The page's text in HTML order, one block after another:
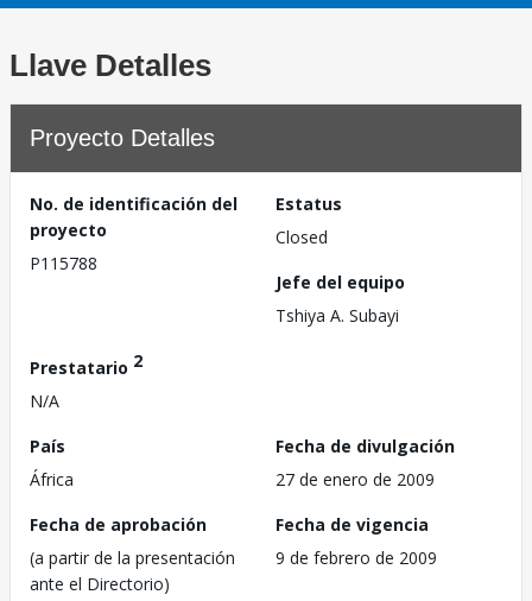
Llave Detalles
Proyecto Detalles
No. de identificación del
proyecto
P115788
Estatus
Closed
Jefe del equipo
Tshiya A. Subayi
Prestatario 2
N/A
País
África
Fecha de divulgación
27 de enero de 2009
Fecha de aprobación
(a partir de la presentación
ante el Directorio)
Fecha de vigencia
9 de febrero de 2009